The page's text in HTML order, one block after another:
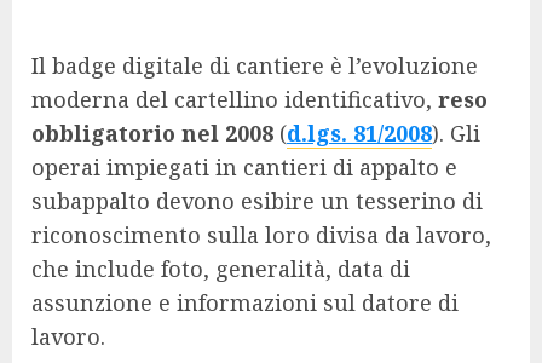
Il badge digitale di cantiere è l’evoluzione
moderna del cartellino identificativo, reso
obbligatorio nel 2008 (d.lgs. 81/2008). Gli
operai impiegati in cantieri di appalto e
subappalto devono esibire un tesserino di
riconoscimento sulla loro divisa da lavoro,
che include foto, generalità, data di
assunzione e informazioni sul datore di
lavoro.